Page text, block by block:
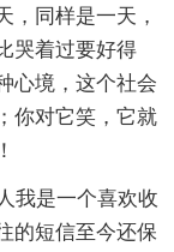
，同样是一天，
哭着过要好得
心境，这个社会
你对它笑，它就
我是一个喜欢收
的短信至今还保